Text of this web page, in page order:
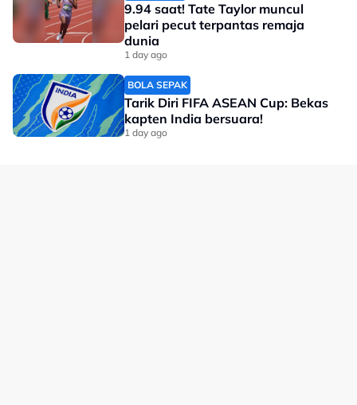
9.94 saat! Tate Taylor muncul
pelari pecut terpantas remaja
dunia
1 day ago
BOLA SEPAK
Tarik Diri FIFA ASEAN Cup: Bekas
kapten India bersuara!
1 day ago